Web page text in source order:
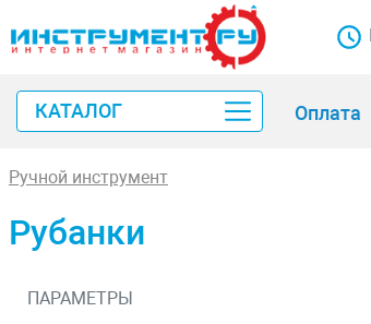
КАТАЛОГ Оплата
Ручной инструмент
Рубанки
ПАРАМЕТРЫ